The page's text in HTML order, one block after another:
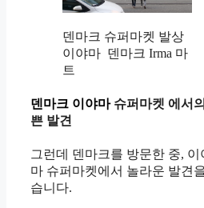
덴마크 슈퍼마켓 발상
이야마 덴마크 Irma 마
트
덴마크 이야마슈퍼마켓 에서의
쁜 발견
그런데 덴마크를 방문한 중, 이
마 슈퍼마켓에서 놀라운 발견
습니다.